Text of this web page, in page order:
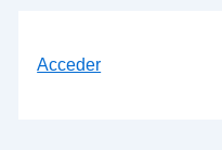
Acceder